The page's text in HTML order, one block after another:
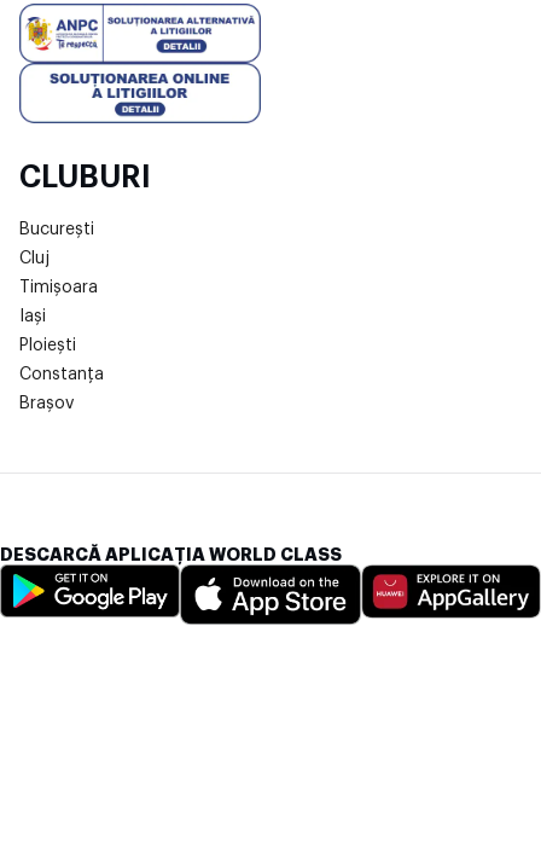
CLUBURI
București
Cluj
Timișoara
Iași
Ploiești
Constanța
Brașov
DESCARCĂ APLICAȚIA WORLD CLASS